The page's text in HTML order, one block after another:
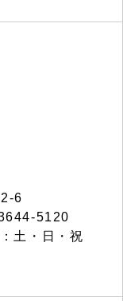
6
5120
土・日・祝